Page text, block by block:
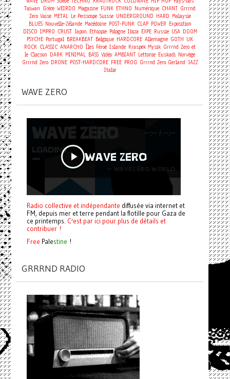
Taiwan Grèce WEIRDO Magazine FUNK ETHNO Numérique CHANT Grrrnd
Zero Vaise METAL Le Periscope Suisse UNDERGROUND HARD Malaysie
BLUES Nouvelle-Zélande Macédoine POST-PUNK CLAP POWER Exposition
DISCO IMPRO CRUST Japon Ethiopie Pologne Ibiza EXPE Russie USA DOOM
PSYCHE Portugal BREAKBEAT Belgique HARDCORE Allemagne GOTH UK
ROCK CLASSIC ANARCHO Îles Féroé Islande Kraspek Mysik Grrrnd Zero et
le Clacson DARK MINIMAL BASS Vidéo AMBIANT Lettonie Euskadi Norvège
Grrrnd Zero DRONE POST-HARDCORE FREE PROG Grrrnd Zero Gerland JAZZ
Italie
WAVE ZERO
Radio collective et indépendante diffusée via internet et
FM, depuis mer et terre pendant la flotille pour Gaza de
ce printemps. C'est par ici pour plus de détails et
contribuer !
Free Palestine !
GRRRND RADIO